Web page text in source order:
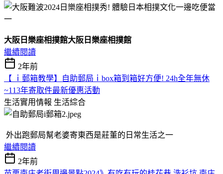
大阪日樂座相撲館大阪日樂座相撲館
繼續閱讀
2年前
【 ｉ郵箱教學】自助郵局ｉbox箱到箱好方便! 24h全年無休
~113年寄取件最新優惠活動
生活實用情報 生活綜合
外出跑郵局幫老婆寄東西是莊董的日常生活之一
繼續閱讀
2年前